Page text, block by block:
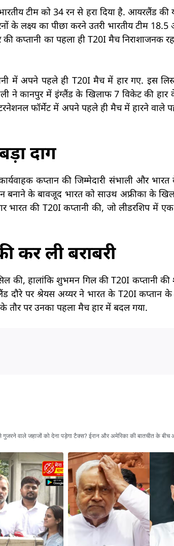
टीम को 34 रन से हरा दिया है. आयरलैंड की
के लक्ष्य का पीछा करने उतरी भारतीय टीम
कप्तानी का पहला ही T20I मैच निराशाजनक
में अपने पहले ही T20I मैच में हार गए. इस
ने कानपुर में इंग्लैंड के खिलाफ 7 विकेट की
फॉर्मेट में अपने पहले ही मैच में हारने वाले
दाग
कप्तान की जिम्मेदारी संभाली और
के बावजूद भारत को साउथ अफ्रीका के
भारत की T20I कप्तानी की, जो लीडरशिप में
कर ली बराबरी
की, हालांकि शुभमन गिल की T20I कप्तानी
पर श्रेयस अय्यर ने भारत के T20I कप्तान के
पर उनका पहला मैच हार में बदल गया.
गुजरने वाले जहाजों को देना पड़ेगा टैक्स? ईरान और अमेरिका की बातचीत के बीच